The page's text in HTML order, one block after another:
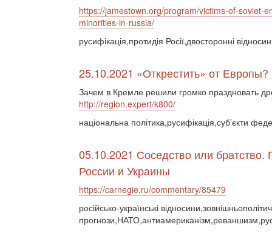
https://jamestown.org/program/victims-of-soviet-
minorities-in-russia/
русифікація,протидія Росії,двосторонні
25.10.2021 «Открестить» от Европы?
Зачем в Кремле решили громко праздновать
http://region.expert/k800/
національна політика,русифікація,суб’єкти
05.10.2021 Соседство или братство.
России и Украины
https://carnegie.ru/commentary/85479
російсько-українські